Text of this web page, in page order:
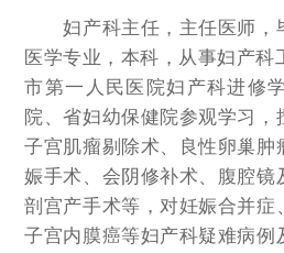
妇产科主任，主任医师，
医学专业，本科，从事妇产科
市第一人民医院妇产科进修
院、省妇幼保健院参观学习，
子宫肌瘤剔除术、良性卵巢肿
娠手术、会阴修补术、腹腔镜
剖宫产手术等，对妊娠合并症
子宫内膜癌等妇产科疑难病例